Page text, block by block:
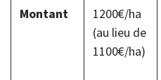
Montant
1200€/ha
(au lieu de
1100€/ha)